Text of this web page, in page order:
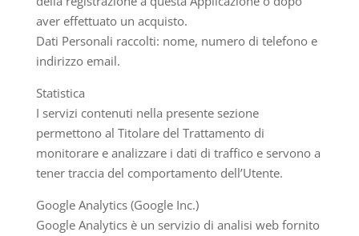
aver effettuato un acquisto.
Dati Personali raccolti: nome, numero di telefono e
indirizzo email.
Statistica
I servizi contenuti nella presente sezione
permettono al Titolare del Trattamento di
monitorare e analizzare i dati di traffico e servono a
tener traccia del comportamento dell’Utente.
Google Analytics (Google Inc.)
Google Analytics è un servizio di analisi web fornito